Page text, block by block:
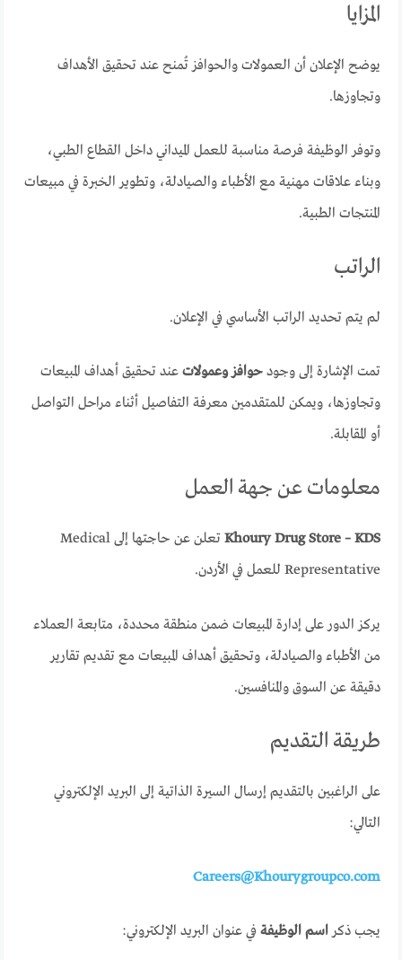
المزايا
يوضح الإعلان أن العمولات والحوافز تُمنح عند تحقيق الأهداف
وتجاوزها.
وتوفر الوظيفة فرصة مناسبة للعمل الميداني داخل القطاع الطبي،
وبناء علاقات مهنية مع الأطباء والصيادلة، وتطوير الخبرة في مبيعات
المنتجات الطبية.
الراتب
لم يتم تحديد الراتب الأساسي في الإعلان.
تمت الإشارة إلى وجودحوافز وعمولات عند تحقيق أهداف المبيعات
وتجاوزها، ويمكن للمتقدمين معرفة التفاصيل أثناء مراحل التواصل
أو المقابلة.
معلومات عن جهة العمل
Khoury Drug Store – KDS
تعلن عن حاجتها إلى Medical
Representative للعمل في الأردن.
يركز الدور على إدارة المبيعات ضمن منطقة محددة، متابعة العملاء
من الأطباء والصيادلة، وتحقيق أهداف المبيعات مع تقديم تقارير
دقيقة عن السوق والمنافسين.
طريقة التقديم
على الراغبين بالتقديم إرسال السيرة الذاتية إلى البريد الإلكتروني
التالي:
Careers@Khourygroupco.com
يجب ذكراسم الوظيفة في عنوان البريد الإلكتروني: